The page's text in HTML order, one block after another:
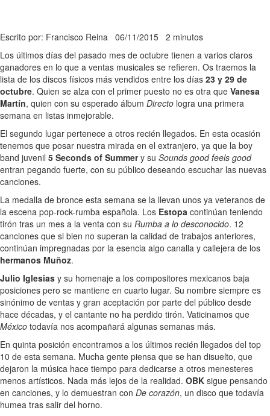
Escrito por: Francisco Reina 06/11/2015 2 minutos
Los últimos días del pasado mes de octubre tienen a varios claros
ganadores en lo que a ventas musicales se refieren. Os traemos la
lista de los discos físicos más vendidos entre los días 23 y 29 de
octubre. Quien se alza con el primer puesto no es otra que Vanesa
Martín, quien con su esperado álbum Directo logra una primera
semana en listas inmejorable.
El segundo lugar pertenece a otros recién llegados. En esta ocasión
tenemos que posar nuestra mirada en el extranjero, ya que la boy
band juvenil 5 Seconds of Summery su Sounds good feels good
entran pegando fuerte, con su público deseando escuchar las nuevas
canciones.
La medalla de bronce esta semana se la llevan unos ya veteranos de
la escena pop-rock-rumba española. Los Estopa continúan teniendo
tirón tras un mes a la venta con su Rumba a lo desconocido. 12
canciones que si bien no superan la calidad de trabajos anteriores,
continúan impregnadas por la esencia algo canalla y callejera de los
hermanos Muñoz.
Julio Iglesias y su homenaje a los compositores mexicanos baja
posiciones pero se mantiene en cuarto lugar. Su nombre siempre es
sinónimo de ventas y gran aceptación por parte del público desde
hace décadas, y el cantante no ha perdido tirón. Vaticinamos que
México todavía nos acompañará algunas semanas más.
En quinta posición encontramos a los últimos recién llegados del top
10 de esta semana. Mucha gente piensa que se han disuelto, que
dejaron la música hace tiempo para dedicarse a otros menesteres
menos artísticos. Nada más lejos de la realidad. OBK sigue pensando
en canciones, y lo demuestran con De corazón, un disco que todavía
humea tras salir del horno.